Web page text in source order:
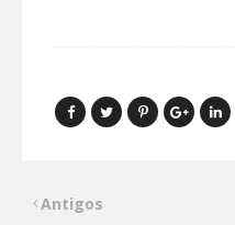
Antigos